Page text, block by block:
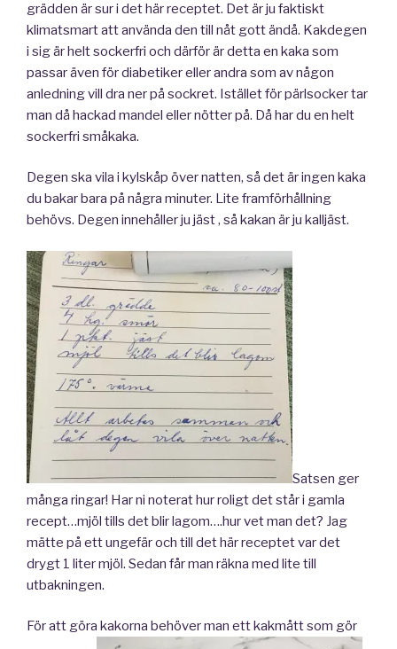
grädden är sur i det här receptet. Det är ju faktiskt
klimatsmart att använda den till nåt gott ändå. Kakdegen
i sig är helt sockerfri och därför är detta en kaka som
passar även för diabetiker eller andra som av någon
anledning vill dra ner på sockret. Istället för pärlsocker tar
man då hackad mandel eller nötter på. Då har du en helt
sockerfri småkaka.
Degen ska vila i kylskåp över natten, så det är ingen kaka
du bakar bara på några minuter. Lite framförhållning
behövs. Degen innehåller ju jäst , så kakan är ju kalljäst.
Satsen ger
många ringar! Har ni noterat hur roligt det står i gamla
recept…mjöl tills det blir lagom….hur vet man det? Jag
mätte på ett ungefär och till det här receptet var det
drygt 1 liter mjöl. Sedan får man räkna med lite till
utbakningen.
För att göra kakorna behöver man ett kakmått som gör